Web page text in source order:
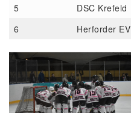
5 DSC Krefeld
6
Herforder EV